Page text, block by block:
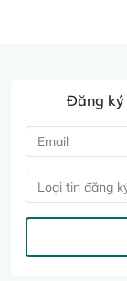
Đăng ký
Loại tin đăng